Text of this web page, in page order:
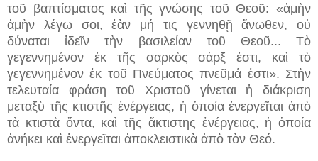
τοῦ βαπτίσματος καὶ τῆς γνώσης τοῦ Θεοῦ: «ἀμὴν
ἀμὴν λέγω σοι, ἐὰν μή τις γεννηθῇ ἄνωθεν, οὐ
δύναται ἰδεῖν τὴν βασιλείαν τοῦ Θεοῦ... Τὸ
γεγεννημένον ἐκ τῆς σαρκὸς σάρξ ἐστι, καὶ τὸ
γεγεννημένον ἐκ τοῦ Πνεύματος πνεῦμά ἐστι». Στὴν
τελευταία φράση τοῦ Χριστοῦ γίνεται ἡ διάκριση
μεταξὺ τῆς κτιστῆς ἐνέργειας, ἡ ὁποία ἐνεργεῖται ἀπὸ
τὰ κτιστὰ ὄντα, καὶ τῆς ἄκτιστης ἐνέργειας, ἡ ὁποία
ἀνήκει καὶ ἐνεργεῖται ἀποκλειστικὰ ἀπὸ τὸν Θεό.